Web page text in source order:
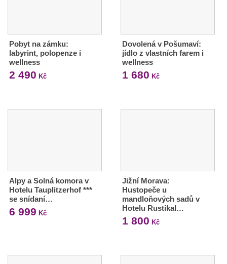
Pobyt na zámku:
labyrint, polopenze i
wellness
2 490 Kč
Dovolená v Pošumaví:
jídlo z vlastních farem i
wellness
1 680 Kč
Alpy a Solná komora v
Hotelu Tauplitzerhof ***
se snídaní…
6 999 Kč
Jižní Morava:
Hustopeče u
mandloňových sadů v
Hotelu Rustikal…
1 800 Kč